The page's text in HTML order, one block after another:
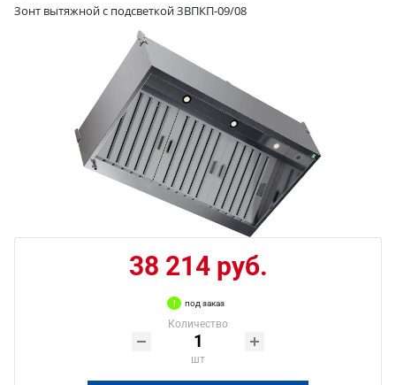
Зонт вытяжной с подсветкой ЗВПКП-09/08
38 214 руб.
под заказ
Количество
шт